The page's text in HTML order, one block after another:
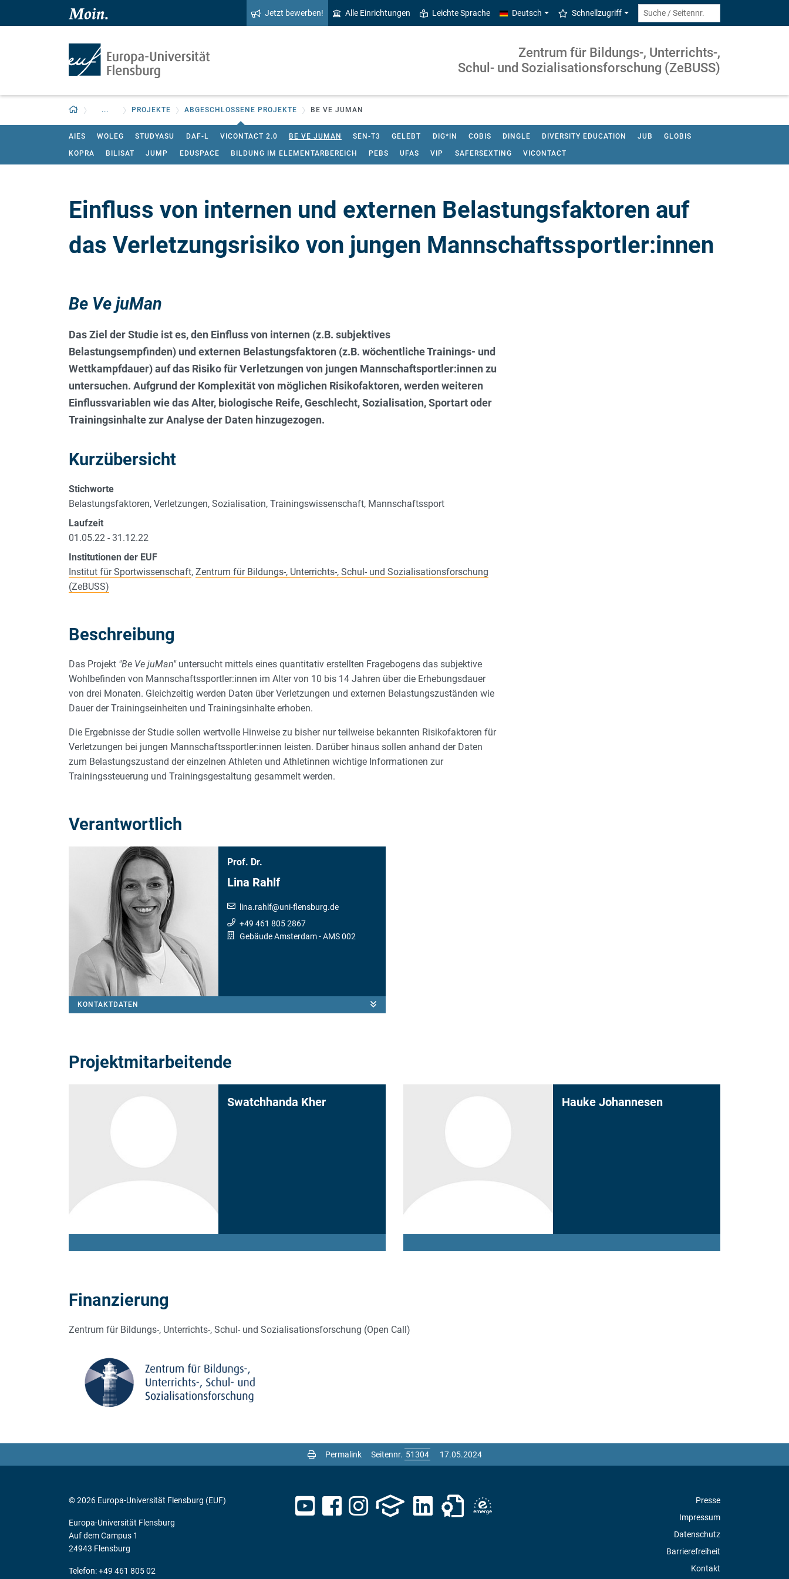
Zum Hauptinhalt springen
Zur Navigation springen
Jetzt bewerben! Alle Einrichtungen Leichte Sprache Deutsch Schnellzugriff
Zentrum für Bildungs-, Unterrichts-,
Schul- und Sozialisationsforschung (ZeBUSS)
Zurück zur Startseite
... PROJEKTE ABGESCHLOSSENE PROJEKTE BE VE JUMAN
AIES WOLEG STUDYASU DAF-L VICONTACT 2.0 BE VE JUMAN SEN-T3 GELEBT DIG*IN COBIS DINGLE DIVERSITY EDUCATION JUB GLOBIS
KOPRA BILISAT JUMP EDUSPACE BILDUNG IM ELEMENTARBEREICH PEBS UFAS VIP SAFERSEXTING VICONTACT
Einfluss von internen und externen Belastungsfaktoren auf
das Verletzungsrisiko von jungen Mannschaftssportler:innen
Be Ve juMan
Das Ziel der Studie ist es, den Einfluss von internen (z.B. subjektives
Belastungsempfinden) und externen Belastungsfaktoren (z.B. wöchentliche Trainings- und
Wettkampfdauer) auf das Risiko für Verletzungen von jungen Mannschaftsportler:innen zu
untersuchen. Aufgrund der Komplexität von möglichen Risikofaktoren, werden weiteren
Einflussvariablen wie das Alter, biologische Reife, Geschlecht, Sozialisation, Sportart oder
Trainingsinhalte zur Analyse der Daten hinzugezogen.
Kurzübersicht
Stichworte
Belastungsfaktoren, Verletzungen, Sozialisation, Trainingswissenschaft, Mannschaftssport
Laufzeit
01.05.22 - 31.12.22
Institutionen der EUF
Institut für Sportwissenschaft, Zentrum für Bildungs-, Unterrichts-, Schul- und Sozialisationsforschung
(ZeBUSS)
Beschreibung
Das Projekt "Be Ve juMan" untersucht mittels eines quantitativ erstellten Fragebogens das subjektive
Wohlbefinden von Mannschaftssportler:innen im Alter von 10 bis 14 Jahren über die Erhebungsdauer
von drei Monaten. Gleichzeitig werden Daten über Verletzungen und externen Belastungszuständen wie
Dauer der Trainingseinheiten und Trainingsinhalte erhoben.
Die Ergebnisse der Studie sollen wertvolle Hinweise zu bisher nur teilweise bekannten Risikofaktoren für
Verletzungen bei jungen Mannschaftssportler:innen leisten. Darüber hinaus sollen anhand der Daten
zum Belastungszustand der einzelnen Athleten und Athletinnen wichtige Informationen zur
Trainingssteuerung und Trainingsgestaltung gesammelt werden.
Verantwortlich
Prof. Dr.
Lina Rahlf
lina.rahlf@uni-flensburg.de
+49 461 805 2867
Gebäude Amsterdam- AMS 002
KONTAKTDATEN
Projektmitarbeitende
Swatchhanda Kher Hauke Johannesen
Finanzierung
Zentrum für Bildungs-, Unterrichts-, Schul- und Sozialisationsforschung (Open Call)
Permalink Seitennr. 17.05.2024
Presse
Impressum
Datenschutz
Barrierefreiheit
Kontakt
© 2026 Europa-Universität Flensburg (EUF)
Europa-Universität Flensburg
Auf dem Campus 1
24943 Flensburg
Telefon: +49 461 805 02